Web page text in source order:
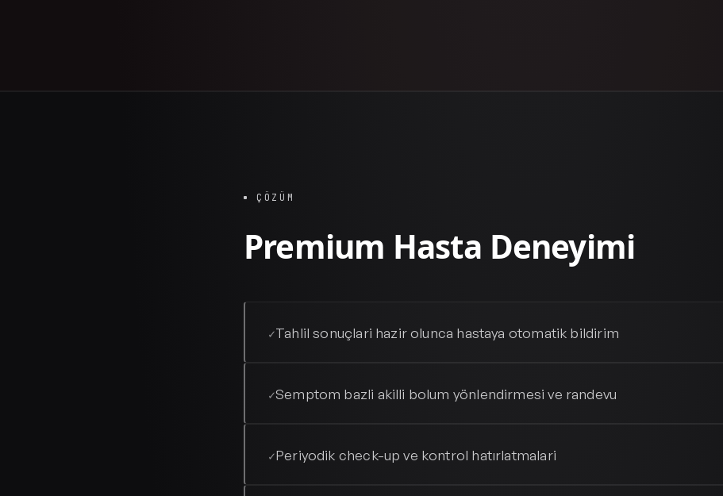
ÇÖZÜM
Premium Hasta Deneyimi
✓Tahlil sonuçlari hazir olunca hastaya otomatik bildirim
✓Semptom bazli akilli bolum yönlendirmesi ve randevu
✓Periyodik check-up ve kontrol hatırlatmalari